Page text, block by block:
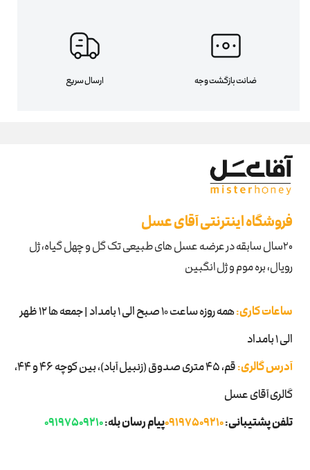
ضانت بازگشت وجه ارسال سریع
فروشگاه اینترنتی آقای عسل
۲۰سال سابقه در عرضه عسل های طبیعی تک گل و چهل گیاه، ژل
رویال، بره موم و ژل انگبین
ساعات کاری:
همه روزه ساعت 10 صبح الی 1 بامداد | جمعه ها 12 ظهر
الی 1 بامداد
آدرس گالری:
قم، ۴۵ متری صدوق (زنبیل آباد)، بین کوچه 46 و 44،
گالری آقای عسل
تلفن پشتیبانی:09197509210پیام رسان بله:09197509210